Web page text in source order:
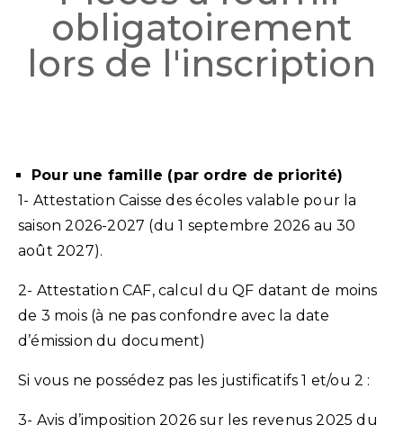
obligatoirement
lors de l'inscription
Pour une famille (par ordre de priorité)
1- Attestation Caisse des écoles valable pour la
saison 2026-2027 (du 1 septembre 2026 au 30
août 2027).
2- Attestation CAF, calcul du QF datant de moins
de 3 mois (à ne pas confondre avec la date
d’émission du document)
Si vous ne possédez pas les justificatifs 1 et/ou 2 :
3- Avis d’imposition 2026 sur les revenus 2025 du